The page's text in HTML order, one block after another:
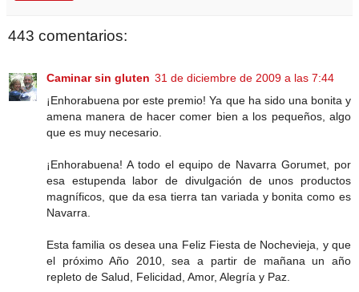
443 comentarios:
Caminar sin gluten 31 de diciembre de 2009 a las 7:44
¡Enhorabuena por este premio! Ya que ha sido una bonita y
amena manera de hacer comer bien a los pequeños, algo
que es muy necesario.
¡Enhorabuena! A todo el equipo de Navarra Gorumet, por
esa estupenda labor de divulgación de unos productos
magníficos, que da esa tierra tan variada y bonita como es
Navarra.
Esta familia os desea una Feliz Fiesta de Nochevieja, y que
el próximo Año 2010, sea a partir de mañana un año
repleto de Salud, Felicidad, Amor, Alegría y Paz.